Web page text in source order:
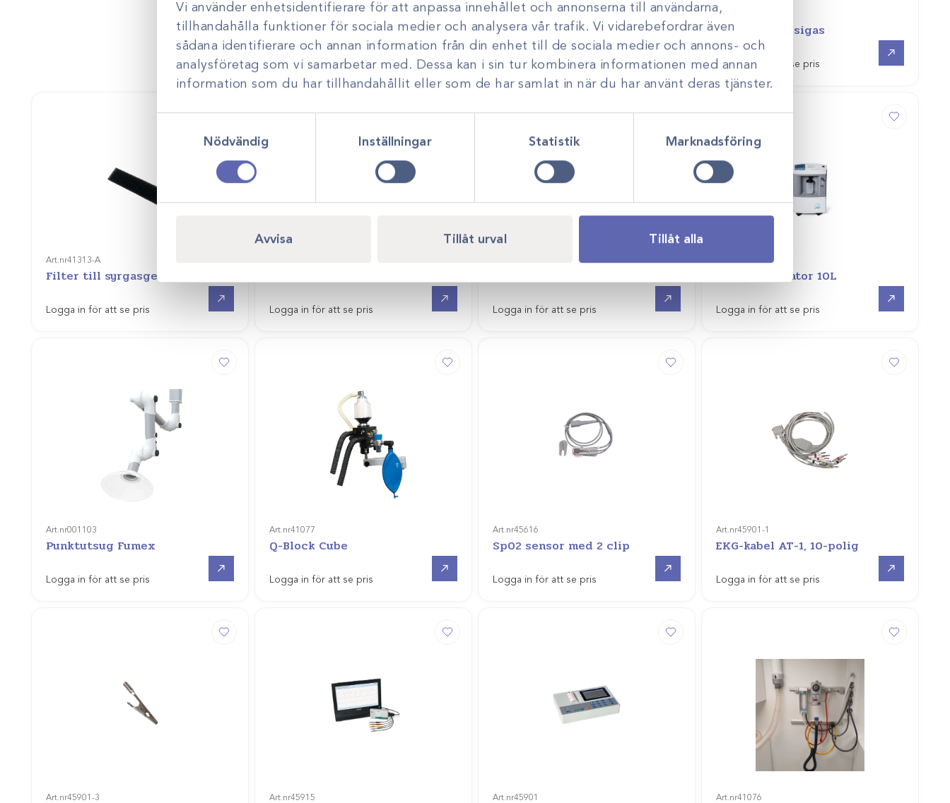
Vi använder enhetsidentifierare för att anpassa innehållet och annonserna till användarna,
tillhandahålla funktioner för sociala medier och analysera vår trafik. Vi vidarebefordrar även
sådana identifierare och annan information från din enhet till de sociala medier och annons- och
analysföretag som vi samarbetar med. Dessa kan i sin tur kombinera informationen med annan
information som du har tillhandahållit eller som de har samlat in när du har använt deras tjänster.
Nödvändig
Inställningar Statistik Marknadsföring
Avvisa Tillåt urval Tillåt alla
Art.nr 45633
Pulsoximeter M3T
Logga in för att se pris
Art.nr
Utsug anestesigas
Logga in för att se pris
Art.nr41313-A
Filter till syrgasgenerator
Logga in för att se pris Logga in för att se pris Logga in för att se pris
Syrgasgenerator 10L
Logga in för att se pris
Art.nr001103
Punktutsug Fumex
Logga in för att se pris
Art.nr41077
Q-Block Cube
Logga in för att se pris
Art.nr45616
Sp02 sensor med 2 clip
Logga in för att se pris
Art.nr45901-1
EKG-kabel AT-1, 10-polig
Logga in för att se pris
Art.nr45901-3 Art.nr45915 Art.nr45901 Art.nr41076